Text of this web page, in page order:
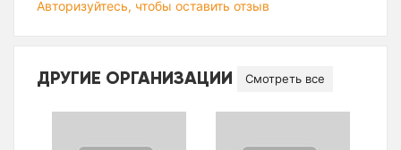
Авторизуйтесь, чтобы оставить отзыв
ДРУГИЕ ОРГАНИЗАЦИИ Смотреть все